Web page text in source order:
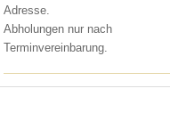
Adresse.
Abholungen nur nach
Terminvereinbarung.